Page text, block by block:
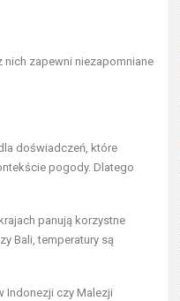
zapewni niezapomniane
doświadczeń, które
pogody. Dlatego
panują korzystne
Bali, temperatury są
Indonezji czy Malezji